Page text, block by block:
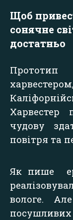
Щоб
сонячне
достатньо
Харвестер
чудову
повітря та
Як пише
вологе.
посушливих